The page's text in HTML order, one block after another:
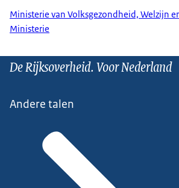
Ministerie van Volksgezondheid, Welzijn
Ministerie
De Rijksoverheid. Voor Nederland
Andere talen